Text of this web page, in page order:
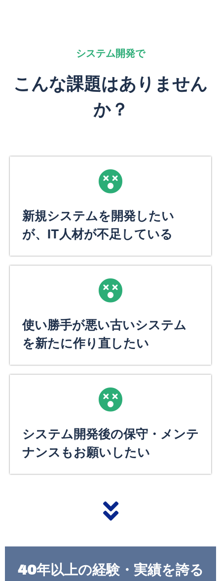
システム開発で
こんな課題はありません
か？
新規システムを開発したい
が、IT人材が不足している
使い勝手が悪い古いシステム
を新たに作り直したい
システム開発後の保守・メンテ
ナンスもお願いしたい
40年以上の経験・実績を誇る